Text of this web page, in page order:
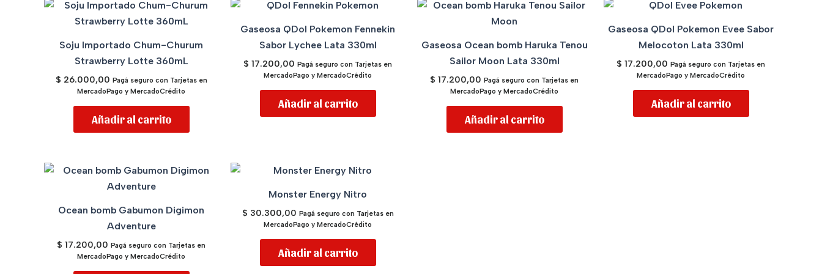
Soju Importado Chum-Churum
Strawberry Lotte 360mL
$ 26.000,00 Pagá seguro con Tarjetas en
MercadoPago y MercadoCrédito
Añadir al carrito
Gaseosa QDol Pokemon Fennekin
Sabor Lychee Lata 330ml
$ 17.200,00 Pagá seguro con Tarjetas en
MercadoPago y MercadoCrédito
Añadir al carrito
Gaseosa Ocean bomb Haruka Tenou
Sailor Moon Lata 330ml
$ 17.200,00 Pagá seguro con Tarjetas en
MercadoPago y MercadoCrédito
Añadir al carrito
Gaseosa QDol Pokemon Evee Sabor
Melocoton Lata 330ml
$ 17.200,00 Pagá seguro con Tarjetas en
MercadoPago y MercadoCrédito
Añadir al carrito
Ocean bomb Gabumon Digimon
Adventure
$ 17.200,00 Pagá seguro con Tarjetas en
MercadoPago y MercadoCrédito
Monster Energy Nitro
$ 30.300,00 Pagá seguro con Tarjetas en
MercadoPago y MercadoCrédito
Añadir al carrito